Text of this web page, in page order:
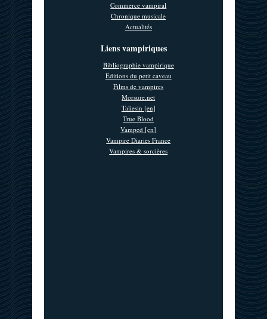
Commerce vampiral
Chronique musicale
Actualités
Liens vampiriques
Bibliographie vampirique
Editions du petit caveau
Films de vampires
Morsure.net
Taliesin [en]
True Blood
Vamped [en]
Vampire Diaries France
Vampires & sorcières